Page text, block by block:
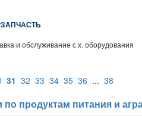
и обслуживание с.х. оборудования
31 32 33 34 35 36 ... 38
продуктам питания и